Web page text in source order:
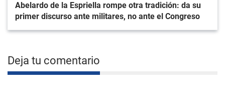
Abelardo de la Espriella rompe otra tradición: da su
primer discurso ante militares, no ante el Congreso
Deja tu comentario